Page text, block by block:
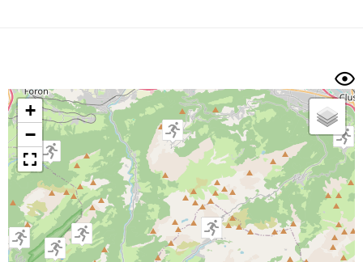
Trier par
Horodatage Photos
+
−